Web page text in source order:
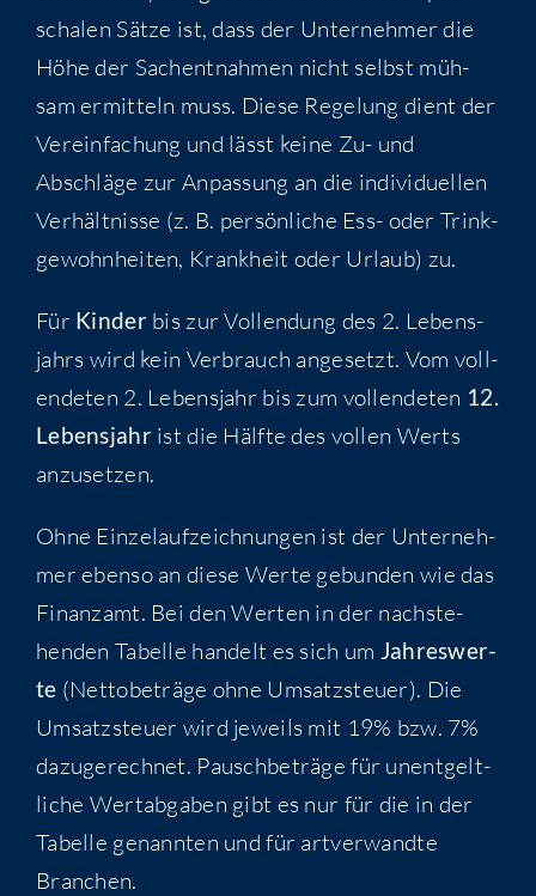
scha­len Sät­ze ist, dass der Unter­neh­mer die
Höhe der Sach­ent­nah­men nicht selbst müh­
sam ermit­teln muss. Die­se Rege­lung dient der
Ver­ein­fa­chung und lässt kei­ne Zu- und
Abschlä­ge zur Anpas­sung an die indi­vi­du­el­len
Ver­hält­nis­se (z. B. per­sön­li­che Ess- oder Trink­
ge­wohn­hei­ten, Krank­heit oder Urlaub) zu.
Für Kin­derbis zur Voll­endung des 2. Lebens­
jahrs wird kein Ver­brauch ange­setzt. Vom voll­
ende­ten 2. Lebens­jahr bis zum voll­ende­ten 12.
Lebens­jahrist die Hälf­te des vol­len Werts
anzusetzen.
Ohne Ein­zel­auf­zeich­nun­gen ist der Unter­neh­
mer eben­so an die­se Wer­te gebun­den wie das
Finanz­amt. Bei den Wer­ten in der nach­ste­
hen­den Tabel­le han­delt es sich um Jah­res­wer­
te (Net­to­be­trä­ge ohne Umsatz­steu­er). Die
Umsatz­steu­er wird jeweils mit 19% bzw. 7%
dazu­ge­rech­net. Pausch­be­trä­ge für unent­gelt­
li­che Wert­ab­ga­ben gibt es nur für die in der
Tabel­le genann­ten und für art­ver­wand­te
Branchen.